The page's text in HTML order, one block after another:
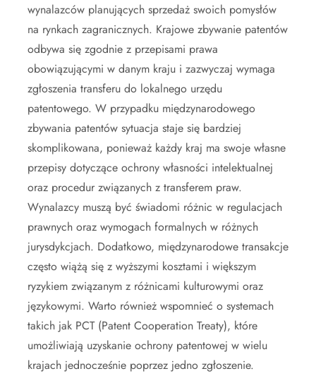
wynalazców planujących sprzedaż swoich pomysłów
na rynkach zagranicznych. Krajowe zbywanie patentów
odbywa się zgodnie z przepisami prawa
obowiązującymi w danym kraju i zazwyczaj wymaga
zgłoszenia transferu do lokalnego urzędu
patentowego. W przypadku międzynarodowego
zbywania patentów sytuacja staje się bardziej
skomplikowana, ponieważ każdy kraj ma swoje własne
przepisy dotyczące ochrony własności intelektualnej
oraz procedur związanych z transferem praw.
Wynalazcy muszą być świadomi różnic w regulacjach
prawnych oraz wymogach formalnych w różnych
jurysdykcjach. Dodatkowo, międzynarodowe transakcje
często wiążą się z wyższymi kosztami i większym
ryzykiem związanym z różnicami kulturowymi oraz
językowymi. Warto również wspomnieć o systemach
takich jak PCT (Patent Cooperation Treaty), które
umożliwiają uzyskanie ochrony patentowej w wielu
krajach jednocześnie poprzez jedno zgłoszenie.